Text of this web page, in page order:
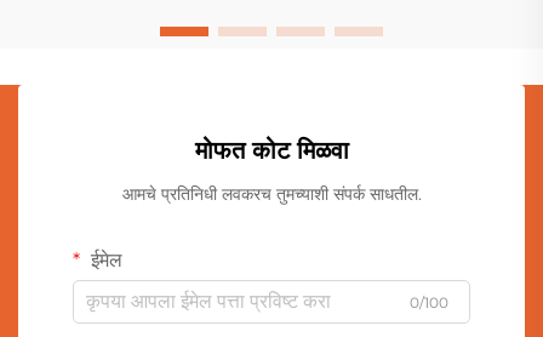
मोफत कोट मिळवा
आमचे प्रतिनिधी लवकरच तुमच्याशी संपर्क साधतील.
ईमेल
0/100